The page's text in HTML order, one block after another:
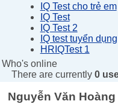
IQ Test cho trẻ em
IQ Test
IQ Test 2
IQ test tuyển dụng
HRIQTest 1
Who's online
There are currently 0
Nguyễn Văn Hoàng